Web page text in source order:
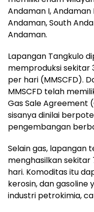
Andaman I, Andaman
Andaman, South
Andaman.
Lapangan Tangkulo
memproduksi sekitar
per hari (MMSCFD).
MMSCFD telah
Gas Sale Agreement
sisanya dinilai
pengembangan
Selain gas, lapangan
menghasilkan
hari. Komoditas itu
kerosin, dan gasoline
industri petrokimia,